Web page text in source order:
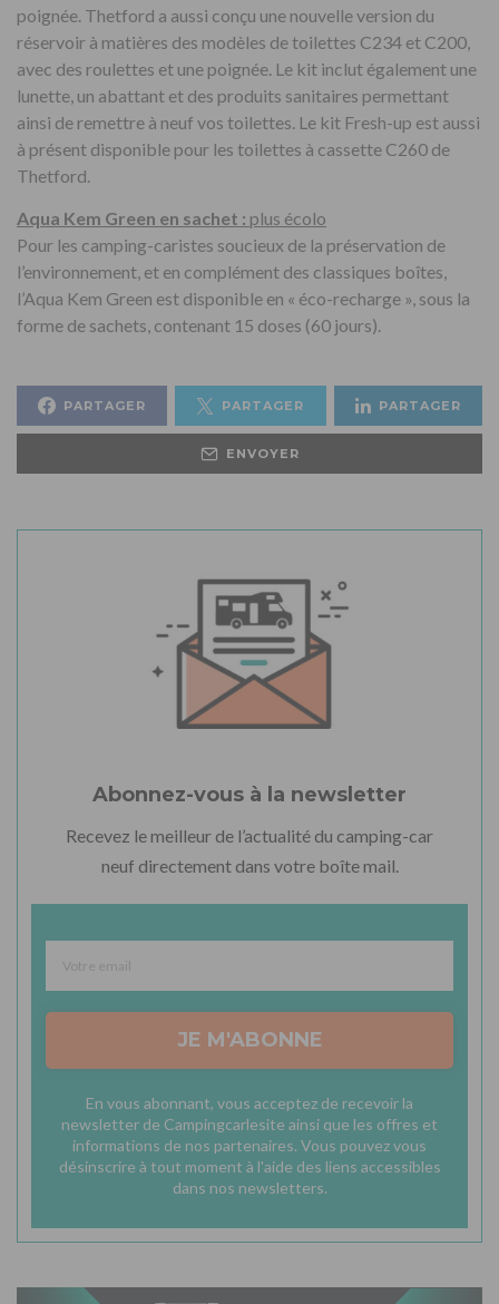
poignée. Thetford a aussi conçu une nouvelle version du
réservoir à matières des modèles de toilettes C234 et C200,
avec des roulettes et une poignée. Le kit inclut également une
lunette, un abattant et des produits sanitaires permettant
ainsi de remettre à neuf vos toilettes. Le kit Fresh-up est aussi
à présent disponible pour les toilettes à cassette C260 de
Thetford.
Aqua Kem Green en sachet : plus écolo
Pour les camping-caristes soucieux de la préservation de
l’environnement, et en complément des classiques boîtes,
l’Aqua Kem Green est disponible en « éco-recharge », sous la
forme de sachets, contenant 15 doses (60 jours).
PARTAGER PARTAGER PARTAGER
ENVOYER
Abonnez-vous à la newsletter
Recevez le meilleur de l’actualité du camping-car
neuf directement dans votre boîte mail.
JE M'ABONNE
En vous abonnant, vous acceptez de recevoir la
newsletter de Campingcarlesite ainsi que les offres et
informations de nos partenaires. Vous pouvez vous
désinscrire à tout moment à l'aide des liens accessibles
dans nos newsletters.